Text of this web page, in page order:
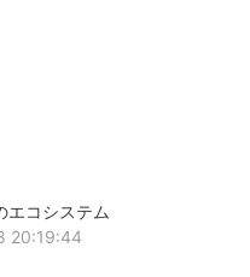
エコシステム
20:19:44